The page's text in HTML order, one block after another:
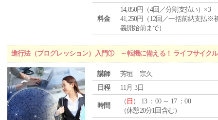
料金
14,850円（4回／分割支払い）×3
41,250円（12回／一括前納支払※
義開始前まで）
進行法（プログレッション）入門① ～転機に備える！ ライフサイク
講師
芳垣 宗久
日程
11月 3日
時間
（ 日 ） 13 ：00 ～ 17 ：00
（休憩20分1回含む）